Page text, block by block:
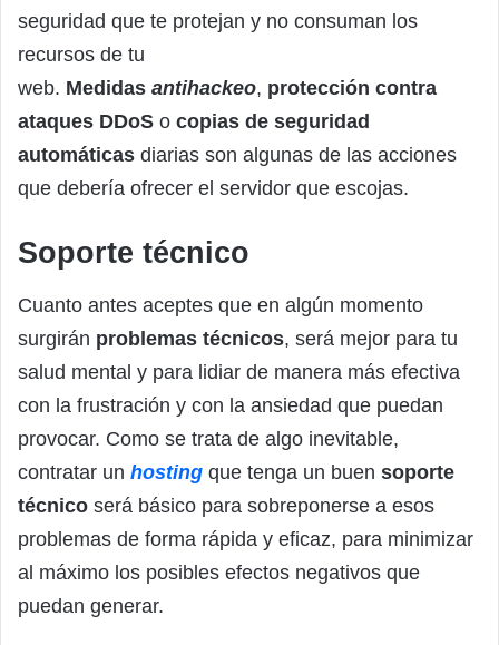
seguridad que te protejan y no consuman los
recursos de tu
web. Medidas antihackeo, protección contra
ataques DDoS o copias de seguridad
automáticas diarias son algunas de las acciones
que debería ofrecer el servidor que escojas.
Soporte técnico
Cuanto antes aceptes que en algún momento
surgirán problemas técnicos, será mejor para tu
salud mental y para lidiar de manera más efectiva
con la frustración y con la ansiedad que puedan
provocar. Como se trata de algo inevitable,
contratar un hosting que tenga un buen soporte
técnico será básico para sobreponerse a esos
problemas de forma rápida y eficaz, para minimizar
al máximo los posibles efectos negativos que
puedan generar.